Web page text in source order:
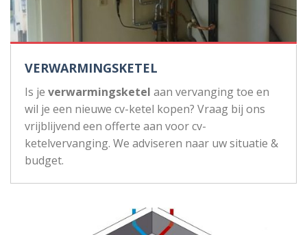
VERWARMINGSKETEL
Is je verwarmingsketel aan vervanging toe en
wil je een nieuwe cv-ketel kopen? Vraag bij ons
vrijblijvend een offerte aan voor cv-
ketelvervanging. We adviseren naar uw situatie &
budget.